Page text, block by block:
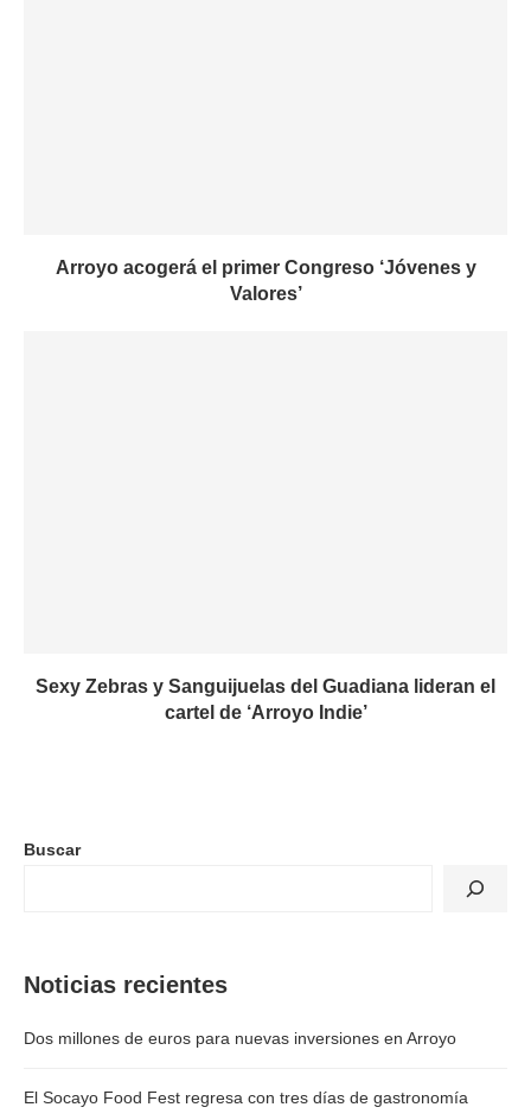
Arroyo acogerá el primer Congreso ‘Jóvenes y
Valores’
Sexy Zebras y Sanguijuelas del Guadiana lideran el
cartel de ‘Arroyo Indie’
Buscar
Noticias recientes
Dos millones de euros para nuevas inversiones en Arroyo
El Socayo Food Fest regresa con tres días de gastronomía